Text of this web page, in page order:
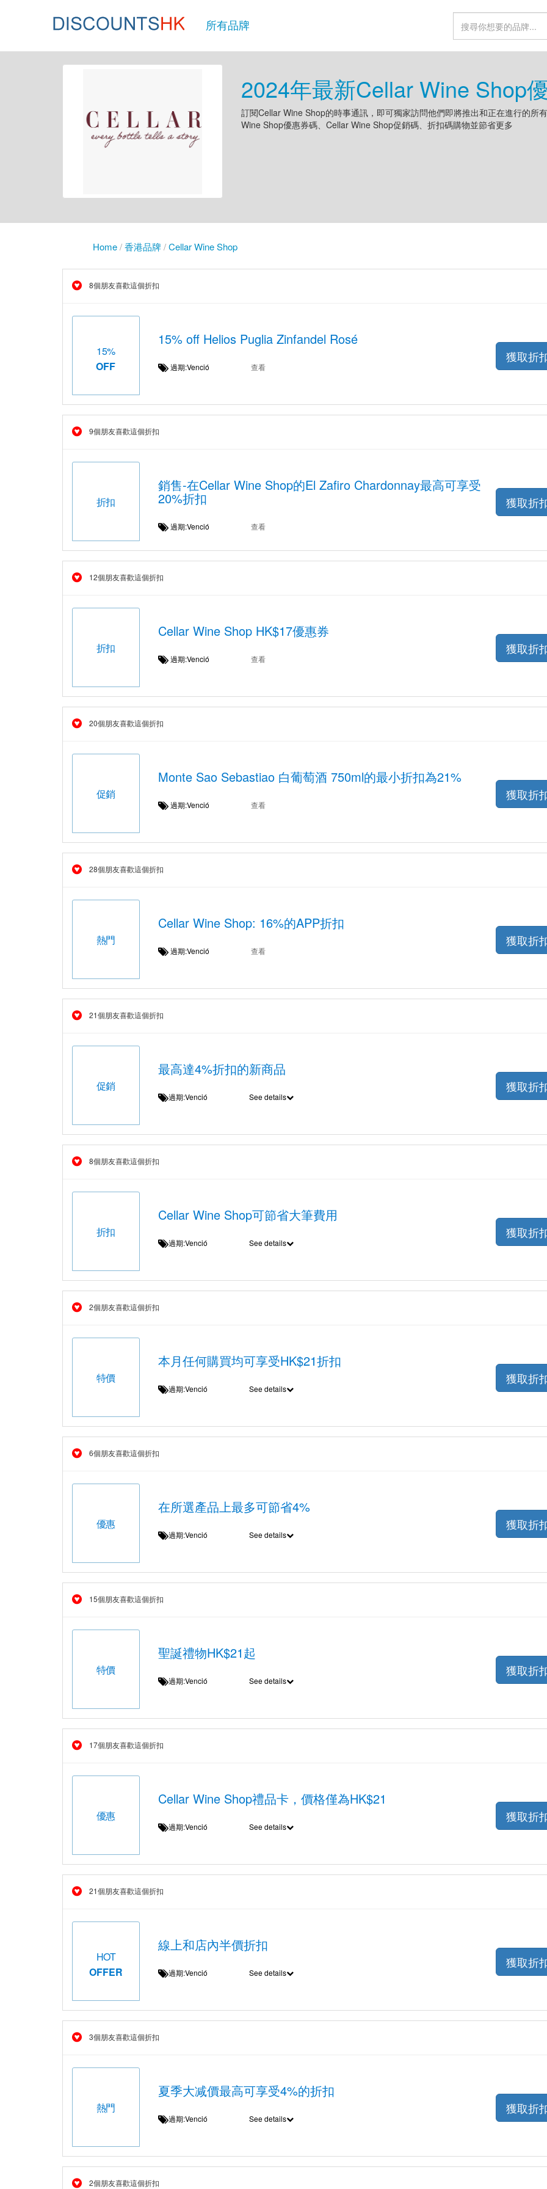
所有品牌
2024年最新Cellar Wine Shop
訂閱Cellar Wine Shop的時事通訊，即可獨家訪問他們即將推出和正在進行的所
Wine Shop優惠券碼、Cellar Wine Shop促銷碼、折扣碼購物並節省更多
Home/香港品牌/Cellar Wine Shop
8個朋友喜歡這個折扣
15%
OFF
15% off Helios Puglia Zinfandel Rosé
過期:Venció 查看
獲取折
9個朋友喜歡這個折扣
折扣
銷售-在Cellar Wine Shop的El Zafiro Chardonnay最高可享受
20%折扣
過期:Venció 查看
獲取折
12個朋友喜歡這個折扣
折扣
Cellar Wine Shop HK$17優惠券
過期:Venció 查看
獲取折
20個朋友喜歡這個折扣
促銷
Monte Sao Sebastiao 白葡萄酒 750ml的最小折扣為21%
過期:Venció 查看
獲取折
28個朋友喜歡這個折扣
熱門
Cellar Wine Shop: 16%的APP折扣
過期:Venció 查看
獲取折
21個朋友喜歡這個折扣
促銷
最高達4%折扣的新商品
過期:Venció See details
獲取折
8個朋友喜歡這個折扣
折扣
Cellar Wine Shop可節省大筆費用
過期:Venció See details
獲取折
2個朋友喜歡這個折扣
特價
本月任何購買均可享受HK$21折扣
過期:Venció See details
獲取折
6個朋友喜歡這個折扣
優惠
在所選產品上最多可節省4%
過期:Venció See details
獲取折
15個朋友喜歡這個折扣
特價
聖誕禮物HK$21起
過期:Venció See details
獲取折
17個朋友喜歡這個折扣
優惠
Cellar Wine Shop禮品卡，價格僅為HK$21
過期:Venció See details
獲取折
21個朋友喜歡這個折扣
HOT
OFFER
線上和店內半價折扣
過期:Venció See details
獲取折
3個朋友喜歡這個折扣
熱門
夏季大减價最高可享受4%的折扣
過期:Venció See details
獲取折
2個朋友喜歡這個折扣